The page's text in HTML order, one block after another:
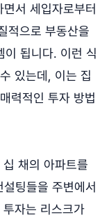
서 세입자로부터
적으로 부동산을
이 됩니다. 이런 식
있는데, 이는 집
력적인 투자 방법
채의 아파트를
팅들을 주변에서
자는 리스크가